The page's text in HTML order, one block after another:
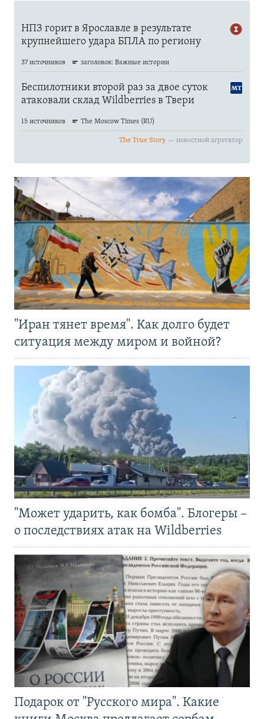
"Иран тянет время". Как долго будет
ситуация между миром и войной?
"Может ударить, как бомба". Блогеры –
о последствиях атак на Wildberries
Подарок от "Русского мира". Какие